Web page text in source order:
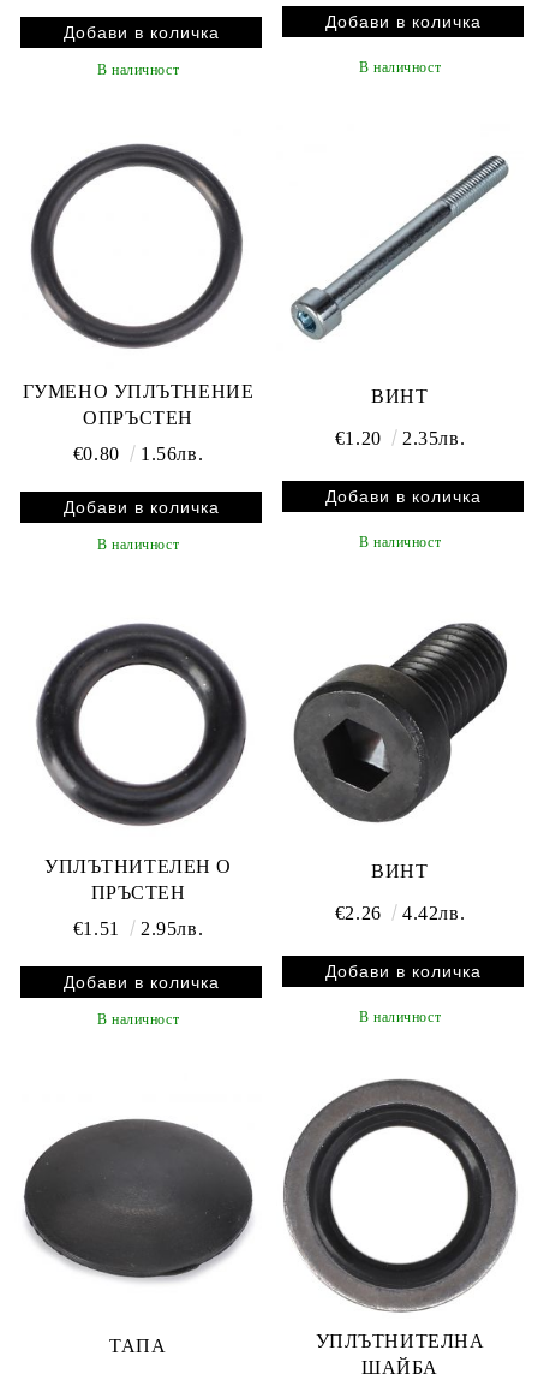
В наличност В наличност
ГУМЕНО УПЛЪТНЕНИЕ
ОПРЪСТЕН
€0.80
1.56лв.
В наличност
ВИНТ
€1.20 2.35лв.
В наличност
УПЛЪТНИТЕЛЕН О
ПРЪСТЕН
€1.51
2.95лв.
В наличност
ВИНТ
€2.26 4.42лв.
В наличност
ТАПА
УПЛЪТНИТЕЛНА
ШАЙБА